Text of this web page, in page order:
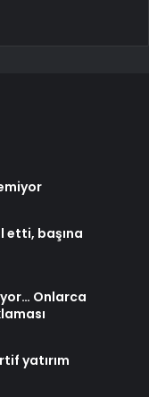
etti, başına
Onlarca
yatırım